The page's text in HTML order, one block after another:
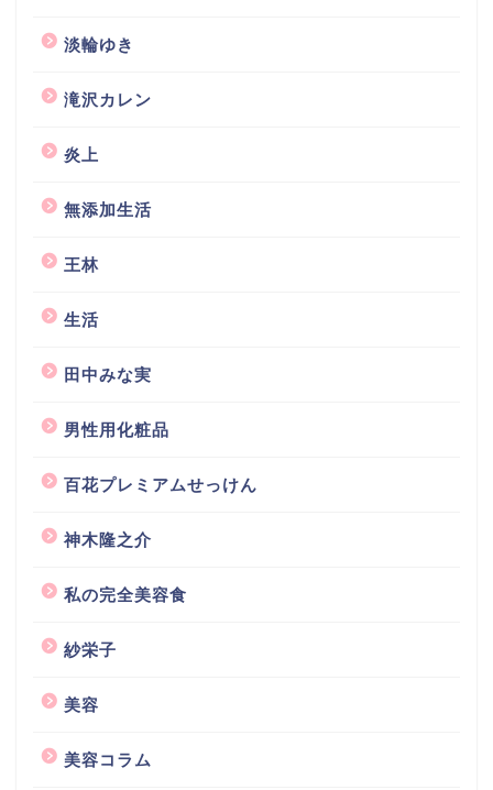
淡輪ゆき
滝沢カレン
炎上
無添加生活
王林
生活
田中みな実
男性用化粧品
百花プレミアムせっけん
神木隆之介
私の完全美容食
紗栄子
美容
美容コラム